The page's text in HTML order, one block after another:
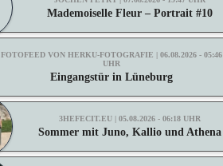
Mademoiselle Fleur – Portrait #10
FOTOFEED VON HERKU-FOTOGRAFIE | 06.08.2026 - 05:46
UHR
Eingangstür in Lüneburg
3HEFECIT.EU | 05.08.2026 - 06:18 UHR
Sommer mit Juno, Kallio und Athena